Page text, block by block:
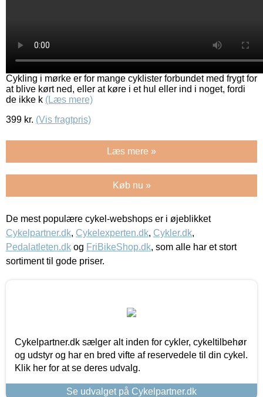
Cykling i mørke er for mange cyklister forbundet med frygt for
at blive kørt ned, eller at køre i et hul eller ind i noget, fordi
de ikke k (Læs mere)
399 kr. (Vis fragtpris)
Læs mere »
Køb nu »
De mest populære cykel-webshops er i øjeblikket
Cykelpartner.dk, Cykelexperten.dk, Cykler.dk,
Pedalatleten.dk og FriBikeShop.dk, som alle har et stort
sortiment til gode priser.
Cykelpartner.dk sælger alt inden for cykler, cykeltilbehør
og udstyr og har en bred vifte af reservedele til din cykel.
Klik her for at se deres udvalg.
Se udvalget på Cykelpartner.dk